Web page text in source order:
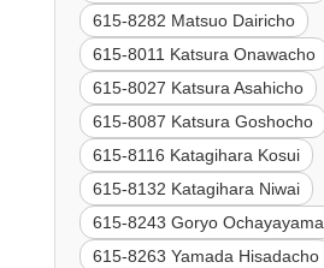
615-8282 Matsuo Dairicho
615-8011 Katsura Onawacho
615-8027 Katsura Asahicho
615-8087 Katsura Goshocho
615-8116 Katagihara Kosui
615-8132 Katagihara Niwai
615-8243 Goryo Ochayayama
615-8263 Yamada Hisadacho